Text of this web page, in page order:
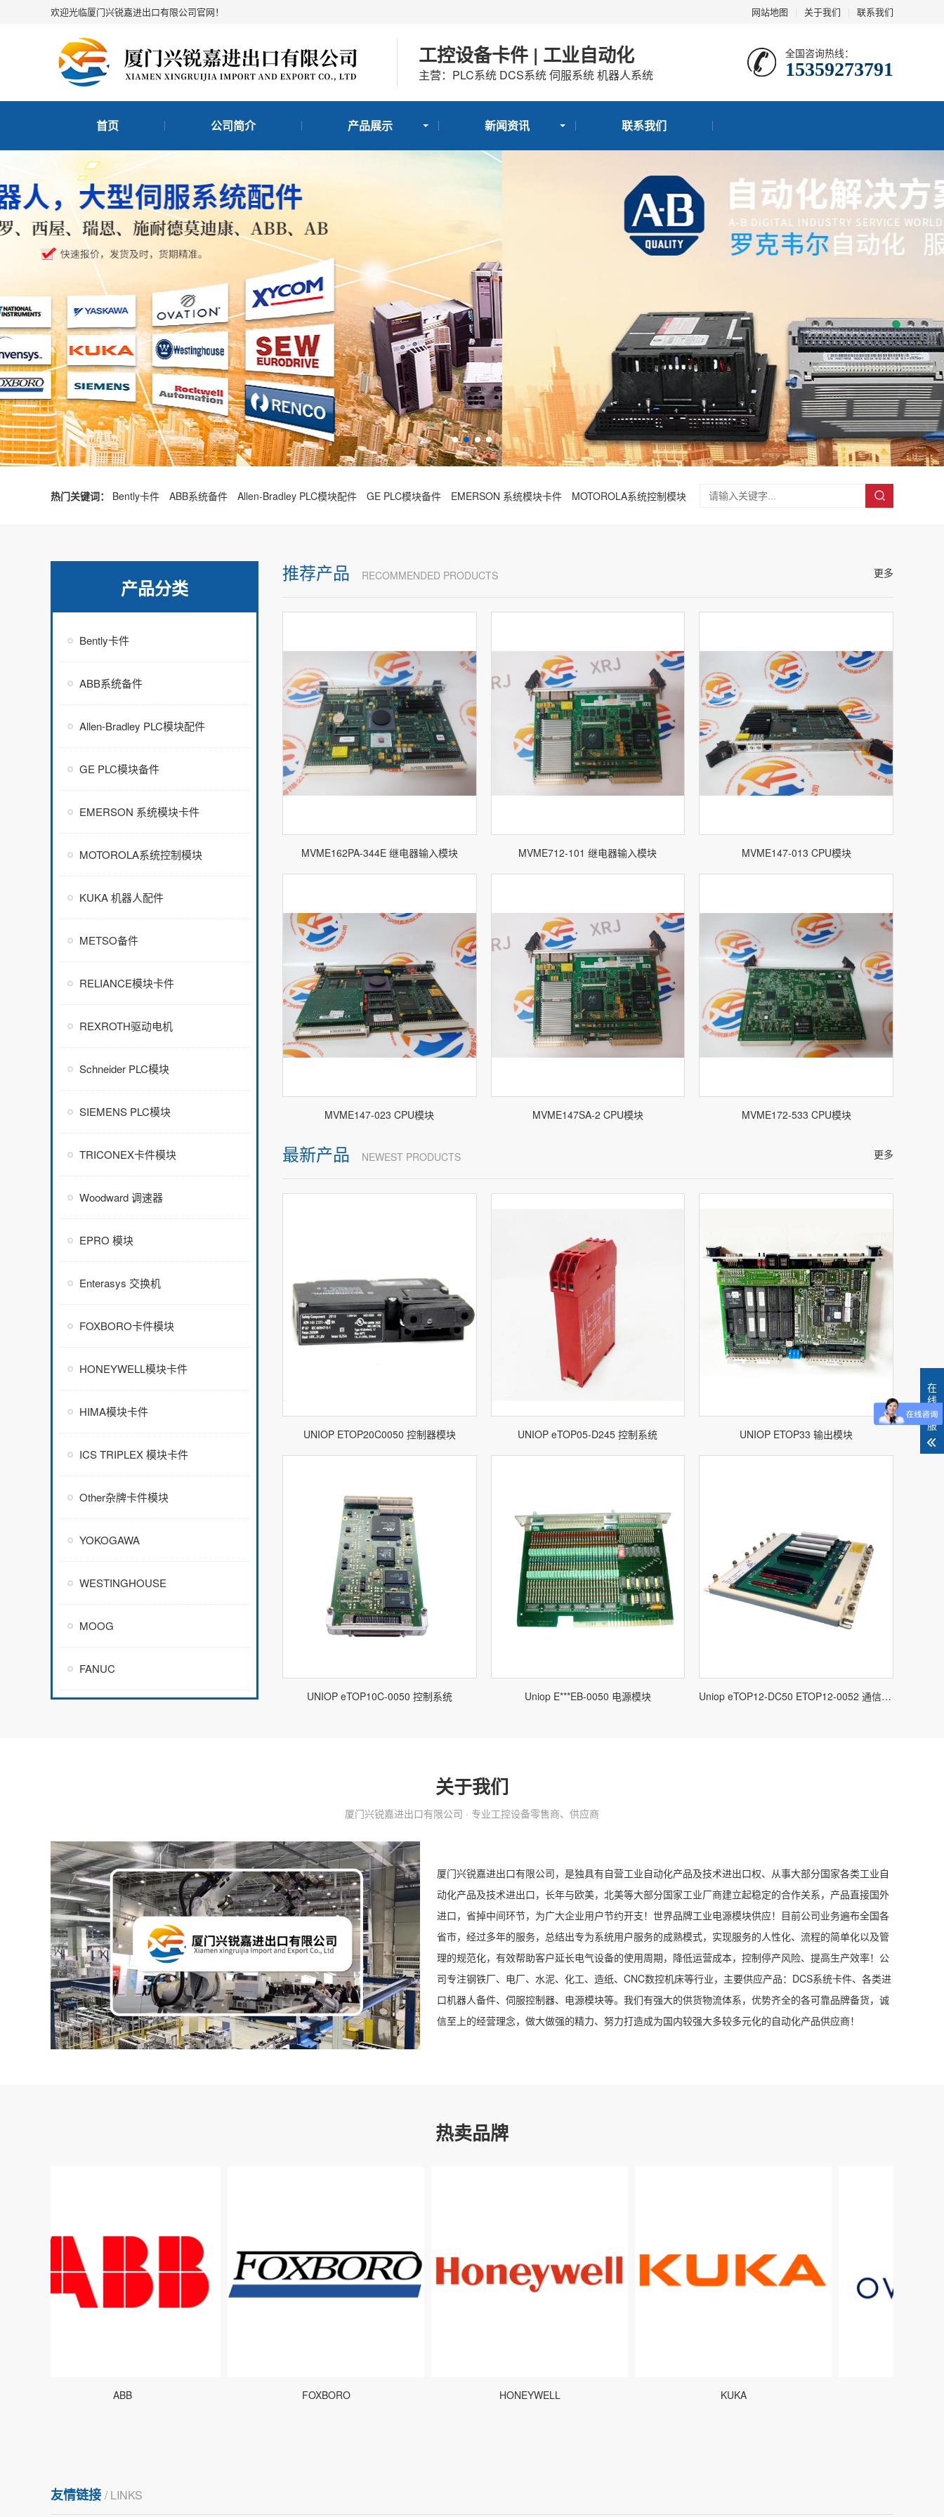
网站地图 关于我们 联系我们
欢迎光临厦门兴锐嘉进出口有限公司官网！
工控设备卡件 | 工业自动化
主营：PLC系统 DCS系统 伺服系统 机器人系统
全国咨询热线：
15359273791
首页 公司简介 产品展示 新闻资讯 联系我们
热门关键词： Bently卡件 ABB系统备件 Allen-Bradley PLC模块配件 GE PLC模块备件 EMERSON 系统模块卡件 MOTOROLA系统控制模块
产品分类
Bently卡件
ABB系统备件
Allen-Bradley PLC模块配件
GE PLC模块备件
EMERSON 系统模块卡件
MOTOROLA系统控制模块
KUKA 机器人配件
METSO备件
RELIANCE模块卡件
REXROTH驱动电机
Schneider PLC模块
SIEMENS PLC模块
TRICONEX卡件模块
Woodward 调速器
EPRO 模块
Enterasys 交换机
FOXBORO卡件模块
HONEYWELL模块卡件
HIMA模块卡件
ICS TRIPLEX 模块卡件
Other杂牌卡件模块
YOKOGAWA
WESTINGHOUSE
MOOG
FANUC
更多
推荐产品 RECOMMENDED PRODUCTS
MVME162PA-344E 继电器输入模块 MVME712-101 继电器输入模块 MVME147-013 CPU模块
MVME147-023 CPU模块 MVME147SA-2 CPU模块 MVME172-533 CPU模块
更多
最新产品 NEWEST PRODUCTS
UNIOP ETOP20C0050 控制器模块 UNIOP eTOP05-D245 控制系统 UNIOP ETOP33 输出模块
UNIOP eTOP10C-0050 控制系统 Uniop E***EB-0050 电源模块 Uniop eTOP12-DC50 ETOP12-0052 通信系统
关于我们
厦门兴锐嘉进出口有限公司 · 专业工控设备零售商、供应商
厦门兴锐嘉进出口有限公司，是独具有自营工业自动化产品及技术进出口权、从事大部分国家各类工业自
动化产品及技术进出口，长年与欧美，北美等大部分国家工业厂商建立起稳定的合作关系，产品直接国外
进口，省掉中间环节，为广大企业用户节约开支！世界品牌工业电源模块供应！目前公司业务遍布全国各
省市，经过多年的服务，总结出专为系统用户服务的成熟模式，实现服务的人性化、流程的简单化以及管
理的规范化，有效帮助客户延长电气设备的使用周期，降低运营成本，控制停产风险、提高生产效率！公
司专注钢铁厂、电厂、水泥、化工、造纸、CNC数控机床等行业，主要供应产品：DCS系统卡件、各类进
口机器人备件、伺服控制器、电源模块等。我们有强大的供货物流体系，优势齐全的各可靠品牌备货，诚
信至上的经营理念，做大做强的精力、努力打造成为国内较强大多较多元化的自动化产品供应商！
热卖品牌
FOXBORO HONEYWELL KUKA
友情链接 / LINKS
在
线
客
服